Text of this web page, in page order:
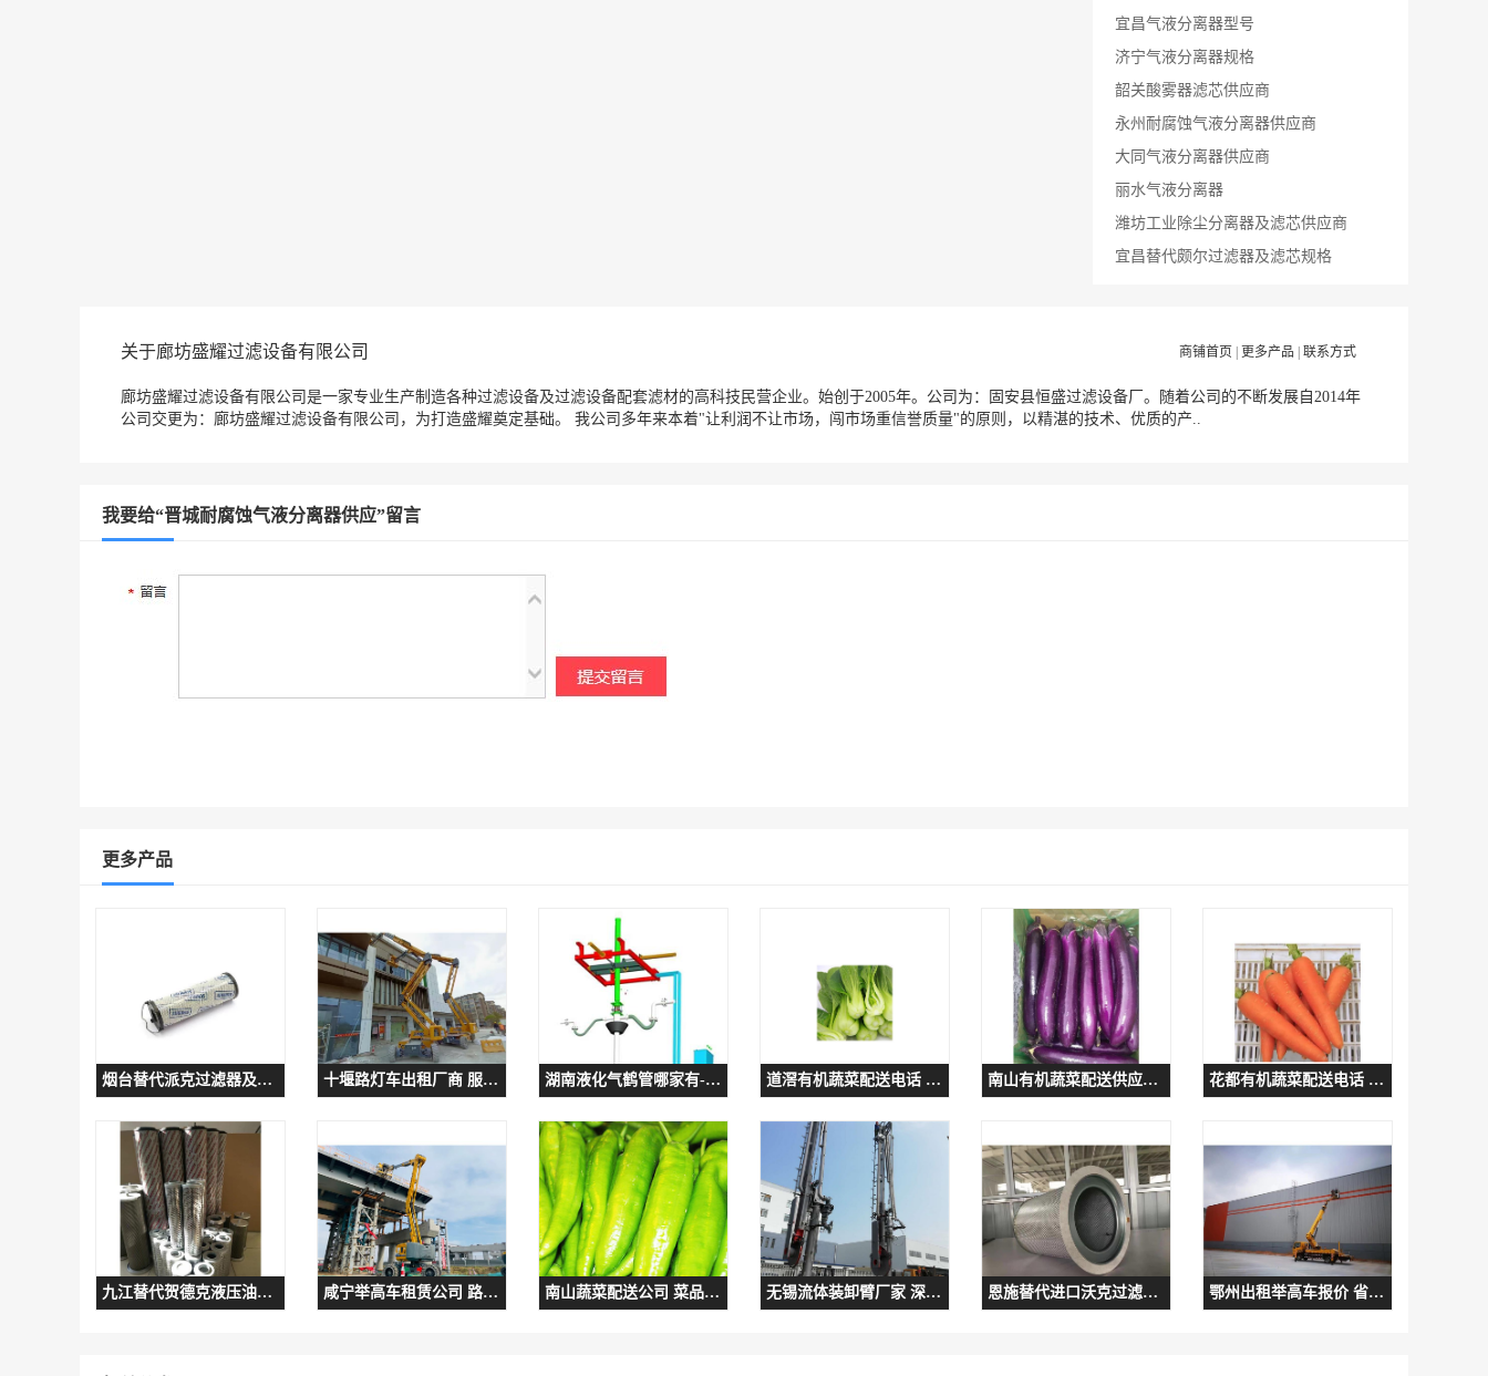
宜昌气液分离器型号
济宁气液分离器规格
韶关酸雾器滤芯供应商
永州耐腐蚀气液分离器供应商
大同气液分离器供应商
丽水气液分离器
潍坊工业除尘分离器及滤芯供应商
宜昌替代颇尔过滤器及滤芯规格
关于廊坊盛耀过滤设备有限公司 商铺首页 更多产品 联系方式
廊坊盛耀过滤设备有限公司是一家专业生产制造各种过滤设备及过滤设备配套滤材的高科技民营企业。始创于2005年。公司为：固安县恒盛过滤设备厂。随着公司的不断发展自2014年
公司交更为：廊坊盛耀过滤设备有限公司，为打造盛耀奠定基础。 我公司多年来本着"让利润不让市场，闯市场重信誉质量"的原则，以精湛的技术、优质的产..
我要给“晋城耐腐蚀气液分离器供应”留言
更多产品
烟台替代派克过滤器及滤芯参数 使用范围广 十堰路灯车出租厂商 服务周到 湖南液化气鹤管哪家有-连云港深达石化装备有限公司 道滘有机蔬菜配送电话 菜品多 稻香膳食 南山有机蔬菜配送供应商 服务热情 稻香膳食 花都有机蔬菜配送电话 按需配送 稻香膳食
九江替代贺德克液压油滤芯型号 使用方便 咸宁举高车租赁公司 路线熟悉时效性强 南山蔬菜配送公司 菜品多 稻香膳食 无锡流体装卸臂厂家 深达装备 节能环保 恩施替代进口沃克过滤器滤芯型号 性能稳定 鄂州出租举高车报价 省时省力